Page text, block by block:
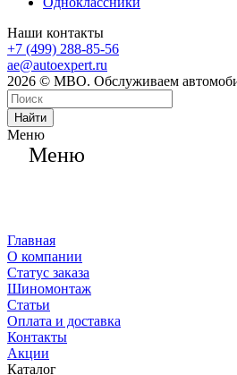
Наши контакты
+7 (499) 288-85-56
ae@autoexpert.ru
2026 © МВО. Обслуживаем
Найти
Меню
Меню
Главная
О компании
Статус заказа
Шиномонтаж
Статьи
Оплата и доставка
Контакты
Акции
Каталог